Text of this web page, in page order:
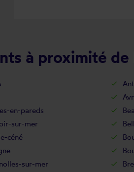
à proximité de
en-pareds
sur-mer
céné
sur-mer